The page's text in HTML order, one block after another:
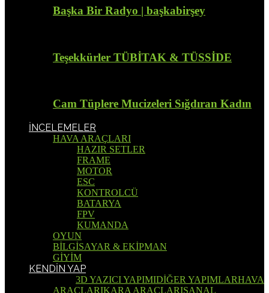
Başka Bir Radyo | başkabirşey
Teşekkürler TÜBİTAK & TÜSSİDE
Cam Tüplere Mucizeleri Sığdıran Kadın
İNCELEMELER
HAVA ARAÇLARI
HAZIR SETLER
FRAME
MOTOR
ESC
KONTROLCÜ
BATARYA
FPV
KUMANDA
OYUN
BİLGİSAYAR & EKİPMAN
GİYİM
KENDİN YAP
3D YAZICI YAPIMIDİĞER YAPIMLARHAVA
ARAÇLARIKARA ARAÇLARISANAL